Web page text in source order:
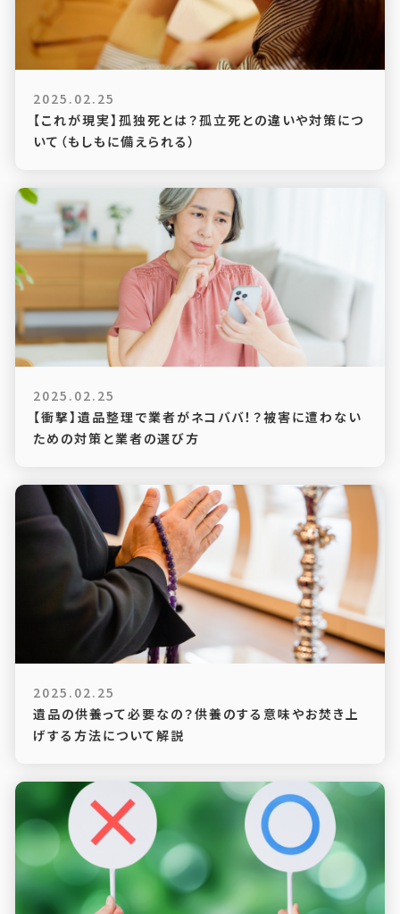
2025.02.25
【これが現実】孤独死とは？孤立死との違いや対策につ
いて（もしもに備えられる）
2025.02.25
【衝撃】遺品整理で業者がネコババ！？被害に遭わない
ための対策と業者の選び方
2025.02.25
遺品の供養って必要なの？供養のする意味やお焚き上
げする方法について解説